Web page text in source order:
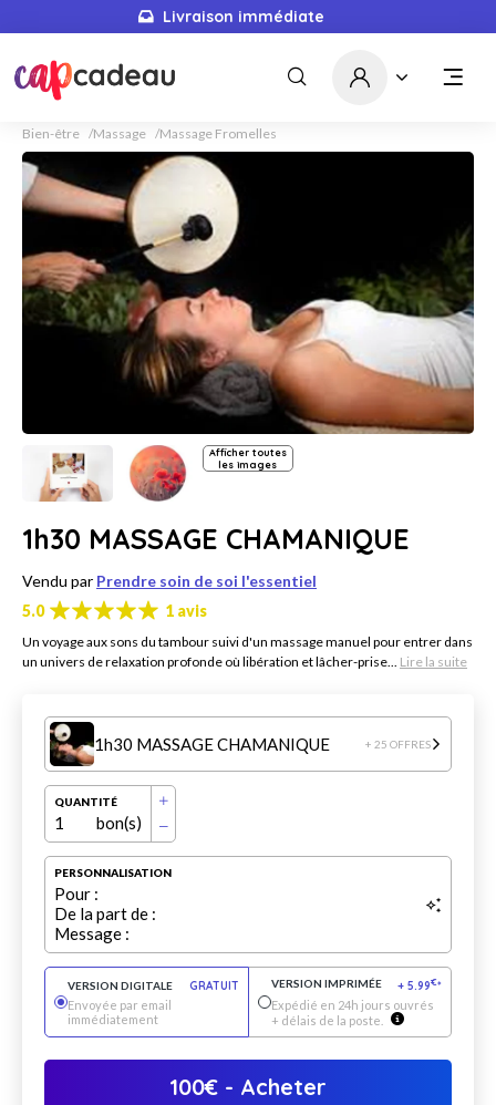
Livraison immédiate
Bien-être Massage Massage Fromelles
Afficher toutes
les images
1h30 MASSAGE CHAMANIQUE
Vendu par Prendre soin de soi l'essentiel
5.0
1 avis
Un voyage aux sons du tambour suivi d'un massage manuel pour entrer dans
un univers de relaxation profonde où libération et lâcher-prise... Lire la suite
1h30 MASSAGE CHAMANIQUE + 25 OFFRES
QUANTITÉ
1 bon(s)
PERSONNALISATION
Pour :
De la part de :
Message :
VERSION DIGITALE
GRATUIT
Envoyée par email
immédiatement
VERSION IMPRIMÉE + 5.99€*
Expédié en 24h jours ouvrés
+ délais de la poste.
100€ - Acheter